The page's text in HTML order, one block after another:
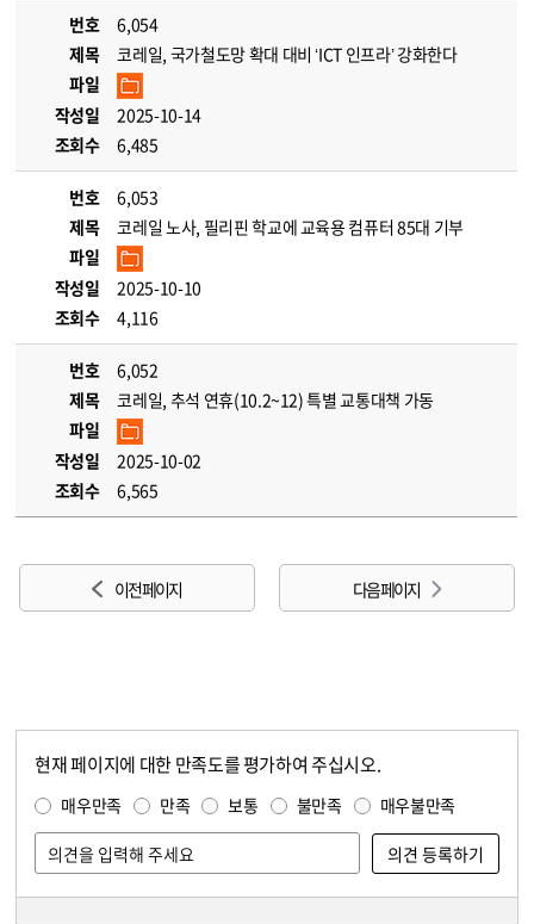
번호
6,054
제목
코레일, 국가철도망 확대 대비 ‘ICT 인프라’ 강화한다
파일
작성일
2025-10-14
조회수
6,485
번호
6,053
제목
코레일 노사, 필리핀 학교에 교육용 컴퓨터 85대 기부
파일
작성일
2025-10-10
조회수
4,116
번호
6,052
제목
코레일, 추석 연휴(10.2~12) 특별 교통대책 가동
파일
작성일
2025-10-02
조회수
6,565
이전 페이지 다음 페이지
현재 페이지에 대한 만족도를 평가하여 주십시오.
매우만족 만족 보통 불만족 매우불만족